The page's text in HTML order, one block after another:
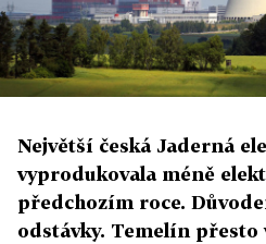
Největší česká Jaderná
vyprodukovala méně
předchozím roce.
odstávky. Temelín přesto